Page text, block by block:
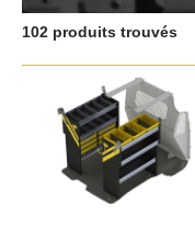
102 produits trouvés